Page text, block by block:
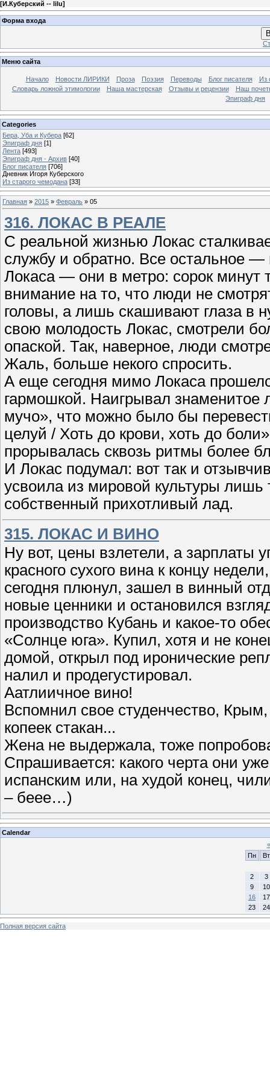
[И.Куберский -- lilu]
Форма входа
Меню сайта
Начало Новости ЛИРИКИ Проза Поэзия Переводы Блог писателя
Из
Словарь ложной этимологии
Наша мастерская Отзывы и рецензии
Наш
Эпиграф дня
Categories
Бера, Уба и Кубера [62]
Эпиграф дня [1]
Лента [493]
Эпиграф дня - Архив [40]
Блог писателя [706]
Дневник Игоря Куберского
Из старого чемодана [33]
Главная » 2015 » Февраль » 05
316. ЛОКАС В РЕАЛЕ
С реальной жизнью Локас
службу и обратно. Все остальное
Локаса — они в метро: сорок минут
внимание на то, что люди не
головы, а лишь скашивают глаза в
свою молодость Локас, смотрели
опаской. Так, наверное, люди
Жаль, больше некого спросить.
А еще сегодня мимо Локаса
гармошкой. Наигрывал знаменитое
мучо», что можно было бы
целуй / Хоть до крови, хоть до
прорывалась сквозь ритмы более
И Локас подумал: вот так и
усвоила из мировой культуры лишь
собственный прихотливый лад.
315. ЛОКАС И ВИНО
Ну вот, цены взлетели, а зарплаты
красного сухого вина к концу
сегодня плюнул, зашел в винный
новые ценники и остановился
производство Кубань и какое-то
«Солнце юга». Купил, хотя и не
домой, открыл под иронические
налил и продегустировал.
Аатлиичное вино!
Вспомнил свое студенчество,
копеек стакан...
Жена не выдержала, тоже
Спрашивается: какого черта они
испанским или, на худой конец,
– беее…)
Calendar
«
Пн
Вт
2
3
9
10
16
17
23
24
Полная версия сайта